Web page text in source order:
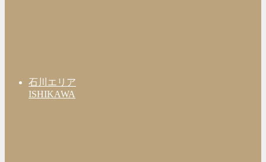
石川エリア
ISHIKAWA